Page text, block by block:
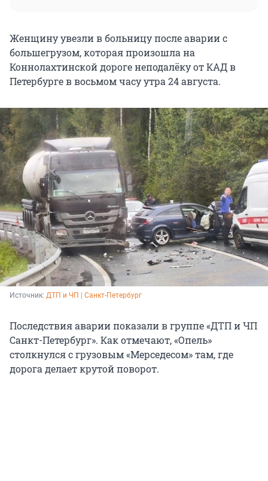
Женщину увезли в больницу после аварии с
большегрузом, которая произошла на
Коннолахтинской дороге неподалёку от КАД в
Петербурге в восьмом часу утра 24 августа.
Источник: ДТП и ЧП | Санкт-Петербург
Последствия аварии показали в группе «ДТП и ЧП
Санкт-Петербург». Как отмечают, «Опель»
столкнулся с грузовым «Мерседесом» там, где
дорога делает крутой поворот.